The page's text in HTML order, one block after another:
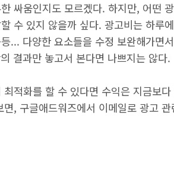
싸움인지도 모르겠다. 하지만, 어떤
수 있지 않을까 싶다. 광고비는 하루
... 다양한 요소들을 수정 보완해가면
결과만 놓고서 본다면 나쁘지는 않다.
최적화를 할 수 있다면 수익은 지금보
면, 구글애드워즈에서 이메일로 광고